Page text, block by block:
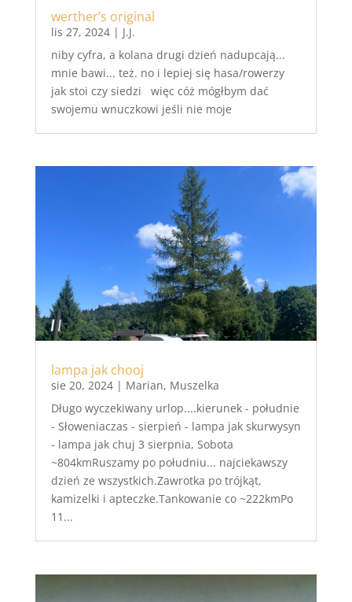
werther’s original
lis 27, 2024| J.J.
niby cyfra, a kolana drugi dzień nadupcają...
mnie bawi... też. no i lepiej się hasa/rowerzy
jak stoi czy siedzi więc cóż mógłbym dać
swojemu wnuczkowi jeśli nie moje
lampa jak chooj
sie 20, 2024| Marian, Muszelka
Długo wyczekiwany urlop....kierunek - południe
- Słoweniaczas - sierpień - lampa jak skurwysyn
- lampa jak chuj 3 sierpnia, Sobota
~804kmRuszamy po południu... najciekawszy
dzień ze wszystkich.Zawrotka po trójkąt,
kamizelki i apteczke.Tankowanie co ~222kmPo
11...